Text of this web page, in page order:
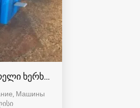
ხერხი. მილი.
Машины